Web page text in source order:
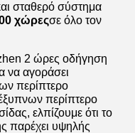
σταθερό σύστημα
χώρεςσε όλο τον
2 ώρες οδήγηση
να αγοράσει
περίπτερο
περίπτερο
ελπίζουμε ότι το
παρέχει υψηλής